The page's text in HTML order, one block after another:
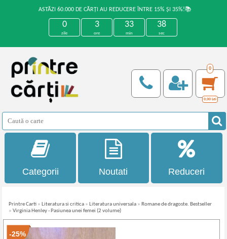
ASTĂZI 60.000 DE CĂRȚI AU REDUCERE ÎNTRE 15% ȘI 35%!📚
0
zile
3
ore
33
min
38
sec
0
0,00 Lei
Categorii Noutati Reduceri
Printre Carti » Literatura si critica » Literatura universala » Romane de dragoste. Bestseller
»Virginia Henley - Pasiunea unei femei (2 volume)
-25%